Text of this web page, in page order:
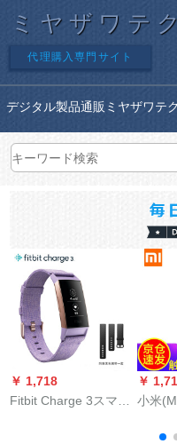
ミヤザワテク
代理購入専門サイト
デジタル製品通販ミヤザワテク
￥ 1,718
Fitbit Charge 3スマー
￥
小米
スポ